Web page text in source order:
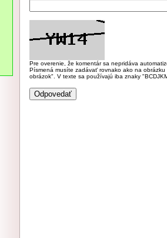
Pre overenie, že komentár sa nepridáva
Písmená musíte zadávať rovnako ako na
obrázok". V texte sa používajú iba znaky